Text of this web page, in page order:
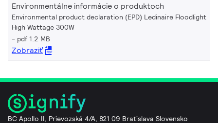
Environmentálne informácie o produktoch
Environmental product declaration (EPD) Ledinaire Floodlight
High Wattage 300W
pdf 1.2 MB
Zobraziť
BC Apollo II, Prievozská 4/A, 821 09 Bratislava Slovensko